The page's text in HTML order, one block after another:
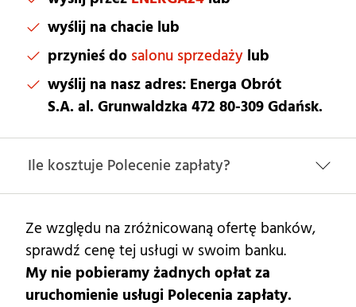
wyślij na chacie lub
przynieś do salonu sprzedażylub
wyślij na nasz adres: Energa Obrót
S.A. al. Grunwaldzka 472 80-309 Gdańsk.
Ile kosztuje Polecenie zapłaty?
Ze względu na zróżnicowaną ofertę banków,
sprawdź cenę tej usługi w swoim banku.
My nie pobieramy żadnych opłat za
uruchomienie usługi Polecenia zapłaty.